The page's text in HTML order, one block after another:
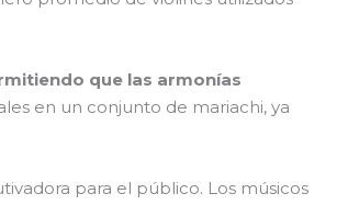
que las armonías
en un conjunto de mariachi, ya
para el público. Los músicos